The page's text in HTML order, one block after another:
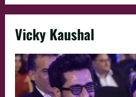
Vicky Kaushal